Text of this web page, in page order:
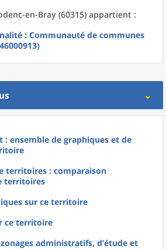
en-Bray (60315) appartient :
: Communauté de communes
: ensemble de graphiques et de
territoires : comparaison
territoires
sur ce territoire
ce territoire
administratifs, d’étude et